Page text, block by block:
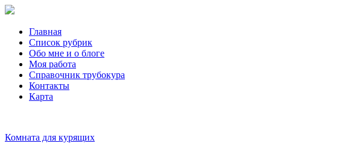
Главная
Список рубрик
Обо мне и о блоге
Моя работа
Справочник трубокура
Контакты
Карта
Комната для курящих